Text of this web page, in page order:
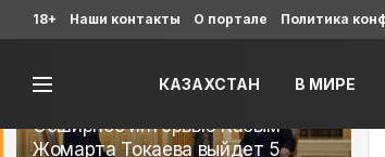
Последние
Обширное интервью Касым-
Жомарта Токаева выйдет 5
18+ Наши контакты О портале Политика
КАЗАХСТАН В МИРЕ